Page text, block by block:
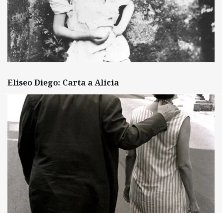
Eliseo Diego: Carta a Alicia